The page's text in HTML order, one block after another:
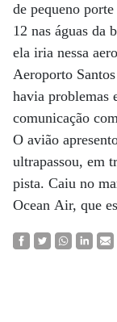
de pequeno
12 nas águas da
ela iria nessa
Aeroporto
havia problemas
comunicação
O avião
ultrapassou, em
pista. Caiu no
Ocean Air, que